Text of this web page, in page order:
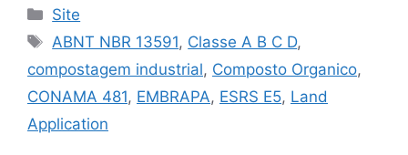
Site
ABNT NBR 13591, Classe A B C D,
compostagem industrial, Composto Organico,
CONAMA 481, EMBRAPA, ESRS E5, Land
Application